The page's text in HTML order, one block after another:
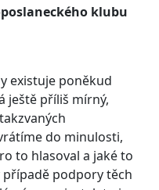
klubu
existuje poněkud
ještě příliš mírný,
do minulosti,
to hlasoval a jaké to
podpory těch